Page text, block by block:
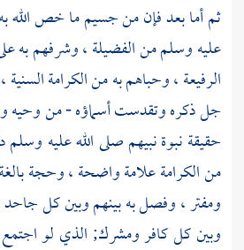
ثم أما بعد فإن من جسيم ما خص الله به
عليه وسلم من الفضيلة ، وشرفهم به
الرفيعة ، وحباهم به من الكرامة
جل ذكره وتقدست أسماؤه - من وحيه
حقيقة نبوة نبيهم صلى الله عليه
من الكرامة علامة واضحة ، وحجة
ومفتر ، وفصل به بينهم وبين كل
وبين كل كافر ومشرك; الذي لو اجتمع